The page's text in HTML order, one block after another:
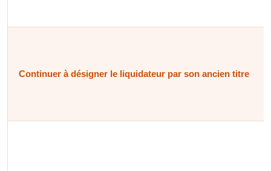
Continuer à désigner le liquidateur par son ancien titre